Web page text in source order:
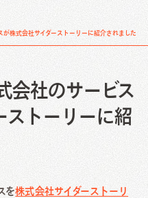
ニュース
わせ サービス
株式会社サイダーストーリーに紹介されました
会社のサービス
ストーリーに紹
を株式会社サイダーストーリ